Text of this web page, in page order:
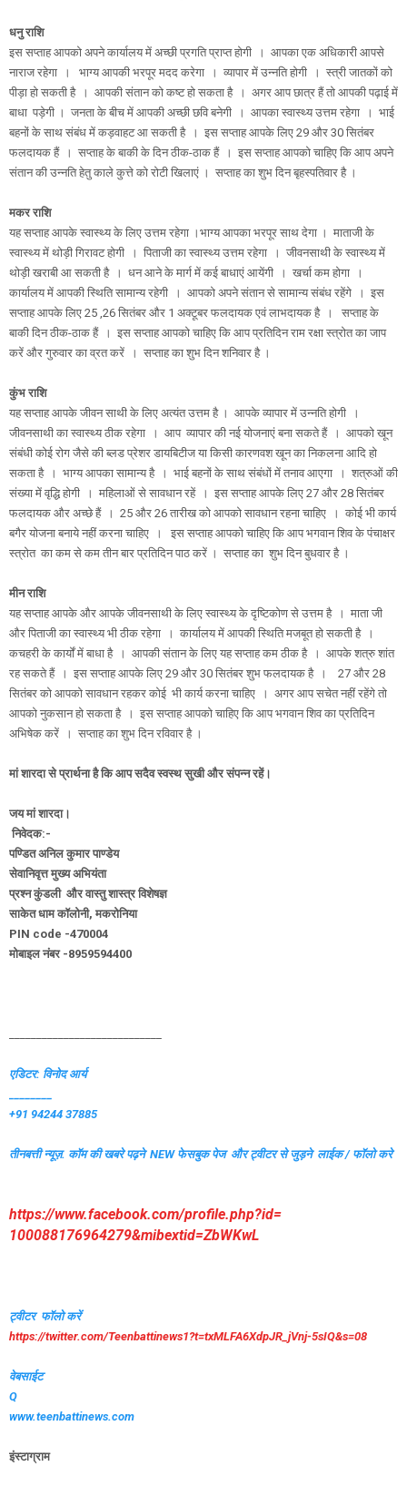
धनु राशि
इस सप्ताह आपको अपने कार्यालय में अच्छी प्रगति प्राप्त होगी । आपका एक अधिकारी आपसे
नाराज रहेगा । भाग्य आपकी भरपूर मदद करेगा । व्यापार में उन्नति होगी । स्त्री जातकों को
पीड़ा हो सकती है । आपकी संतान को कष्ट हो सकता है । अगर आप छात्र हैं तो आपकी पढ़ाई में
बाधा पड़ेगी । जनता के बीच में आपकी अच्छी छवि बनेगी । आपका स्वास्थ्य उत्तम रहेगा । भाई
बहनों के साथ संबंध में कड़वाहट आ सकती है । इस सप्ताह आपके लिए 29 और 30 सितंबर
फलदायक हैं । सप्ताह के बाकी के दिन ठीक-ठाक हैं । इस सप्ताह आपको चाहिए कि आप अपने
संतान की उन्नति हेतु काले कुत्ते को रोटी खिलाएं । सप्ताह का शुभ दिन बृहस्पतिवार है ।
मकर राशि
यह सप्ताह आपके स्वास्थ्य के लिए उत्तम रहेगा ।भाग्य आपका भरपूर साथ देगा । माताजी के
स्वास्थ्य में थोड़ी गिरावट होगी । पिताजी का स्वास्थ्य उत्तम रहेगा । जीवनसाथी के स्वास्थ्य में
थोड़ी खराबी आ सकती है । धन आने के मार्ग में कई बाधाएं आयेंगी । खर्चा कम होगा ।
कार्यालय में आपकी स्थिति सामान्य रहेगी । आपको अपने संतान से सामान्य संबंध रहेंगे । इस
सप्ताह आपके लिए 25 ,26 सितंबर और 1 अक्टूबर फलदायक एवं लाभदायक है । सप्ताह के
बाकी दिन ठीक-ठाक हैं । इस सप्ताह आपको चाहिए कि आप प्रतिदिन राम रक्षा स्त्रोत का जाप
करें और गुरुवार का व्रत करें । सप्ताह का शुभ दिन शनिवार है ।
कुंभ राशि
यह सप्ताह आपके जीवन साथी के लिए अत्यंत उत्तम है । आपके व्यापार में उन्नति होगी ।
जीवनसाथी का स्वास्थ्य ठीक रहेगा । आप व्यापार की नई योजनाएं बना सकते हैं । आपको खून
संबंधी कोई रोग जैसे की ब्लड प्रेशर डायबिटीज या किसी कारणवश खून का निकलना आदि हो
सकता है । भाग्य आपका सामान्य है । भाई बहनों के साथ संबंधों में तनाव आएगा । शत्रुओं की
संख्या में वृद्धि होगी । महिलाओं से सावधान रहें । इस सप्ताह आपके लिए 27 और 28 सितंबर
फलदायक और अच्छे हैं । 25 और 26 तारीख को आपको सावधान रहना चाहिए । कोई भी कार्य
बगैर योजना बनाये नहीं करना चाहिए । इस सप्ताह आपको चाहिए कि आप भगवान शिव के पंचाक्षर
स्त्रोत का कम से कम तीन बार प्रतिदिन पाठ करें । सप्ताह का शुभ दिन बुधवार है ।
मीन राशि
यह सप्ताह आपके और आपके जीवनसाथी के लिए स्वास्थ्य के दृष्टिकोण से उत्तम है । माता जी
और पिताजी का स्वास्थ्य भी ठीक रहेगा । कार्यालय में आपकी स्थिति मजबूत हो सकती है ।
कचहरी के कार्यों में बाधा है । आपकी संतान के लिए यह सप्ताह कम ठीक है । आपके शत्रु शांत
रह सकते हैं । इस सप्ताह आपके लिए 29 और 30 सितंबर शुभ फलदायक है । 27 और 28
सितंबर को आपको सावधान रहकर कोई भी कार्य करना चाहिए । अगर आप सचेत नहीं रहेंगे तो
आपको नुकसान हो सकता है । इस सप्ताह आपको चाहिए कि आप भगवान शिव का प्रतिदिन
अभिषेक करें । सप्ताह का शुभ दिन रविवार है ।
मां शारदा से प्रार्थना है कि आप सदैव स्वस्थ सुखी और संपन्न रहें।
जय मां शारदा।
निवेदक:-
पण्डित अनिल कुमार पाण्डेय
सेवानिवृत्त मुख्य अभियंता
प्रश्न कुंडली और वास्तु शास्त्र विशेषज्ञ
साकेत धाम कॉलोनी, मकरोनिया
PIN code -470004
मोबाइल नंबर -8959594400
एडिटर: विनोद आर्य
+91 94244 37885
तीनबत्ती न्यूज़. कॉम की खबरे पढ़नेNEW फेसबुक पेज और ट्वीटर से जुड़ने लाईक / फॉलो करे
https://www.facebook.com/profile.php?id=
100088176964279&mibextid=ZbWKwL
ट्वीटर फॉलो करें
https://twitter.com/Teenbattinews1?t=txMLFA6XdpJR_ jVnj-5sIQ&s=08
वेबसाईट
Q
www.teenbattinews.com
इंस्टाग्राम